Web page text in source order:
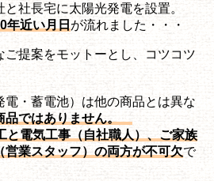
社長宅に太陽光発電を設置。
年近い月日 が流れました・・・
ご提案をモットーとし、コツコツ
電・蓄電池）は他の商品とは異な
品ではありません。
と電気工事（自社職人）、ご家族
業スタッフ）の両方が不可欠で